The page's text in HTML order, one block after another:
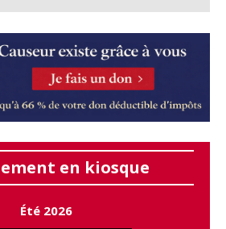
en kiosque
Été 2026